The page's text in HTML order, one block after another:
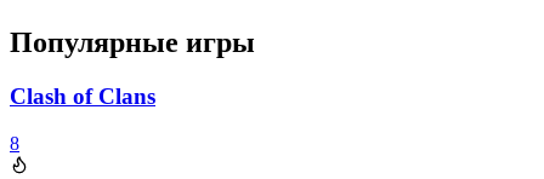
Популярные игры
Clash of Clans
8